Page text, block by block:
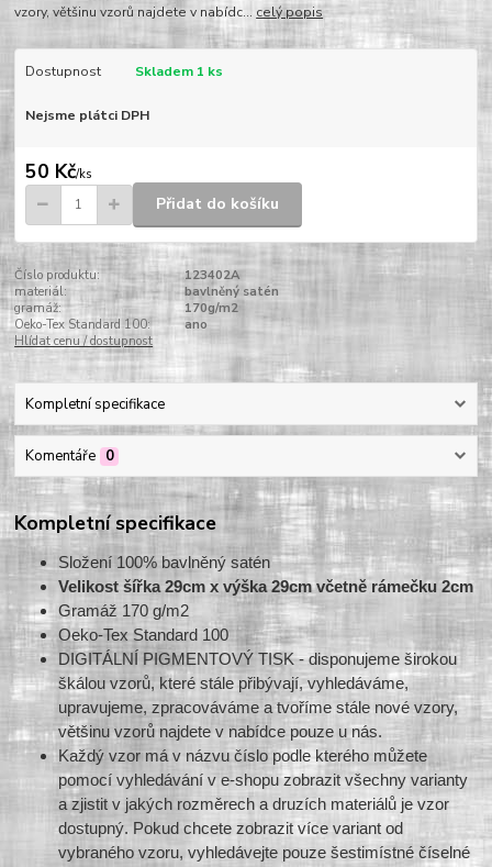
vzory, většinu vzorů najdete v nabídc... celý popis
Dostupnost Skladem 1 ks
Nejsme plátci DPH
50 Kč/ks
Přidat do košíku
Číslo produktu:
123402A
materiál:
bavlněný satén
gramáž:
170g/m2
Oeko-Tex Standard 100:
ano
Hlídat cenu / dostupnost
Kompletní specifikace
Komentáře 0
Kompletní specifikace
Složení 100% bavlněný satén
Velikost šířka 29cm x výška 29cm včetně rámečku 2cm
Gramáž 170 g/m2
Oeko-Tex Standard 100
DIGITÁLNÍ PIGMENTOVÝ TISK - disponujeme širokou
škálou vzorů, které stále přibývají, vyhledáváme,
upravujeme, zpracováváme a tvoříme stále nové vzory,
většinu vzorů najdete v nabídce pouze u nás.
Každý vzor má v názvu číslo podle kterého můžete
pomocí vyhledávání v e-shopu zobrazit všechny varianty
a zjistit v jakých rozměrech a druzích materiálů je vzor
dostupný. Pokud chcete zobrazit více variant od
vybraného vzoru, vyhledávejte pouze šestimístné číselné